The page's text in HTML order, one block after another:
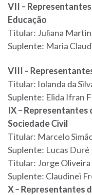
VII –
Educação
Titular: Juliana
Suplente: Maria
VIII –
Titular: Iolanda da
Suplente: Elida Ifran
IX – Representantes
Sociedade Civil
Titular: Marcelo
Suplente: Lucas Duré
Titular: Jorge Oliveira
Suplente: Claudinei
X – Representantes